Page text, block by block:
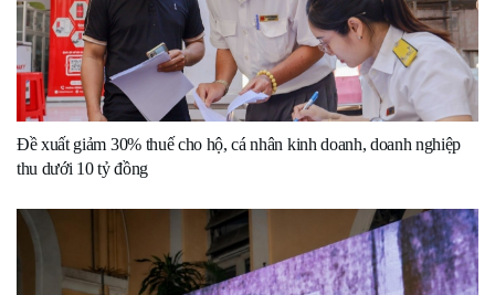
Đề xuất giảm 30% thuế cho hộ, cá nhân kinh doanh, doanh nghiệp
thu dưới 10 tỷ đồng